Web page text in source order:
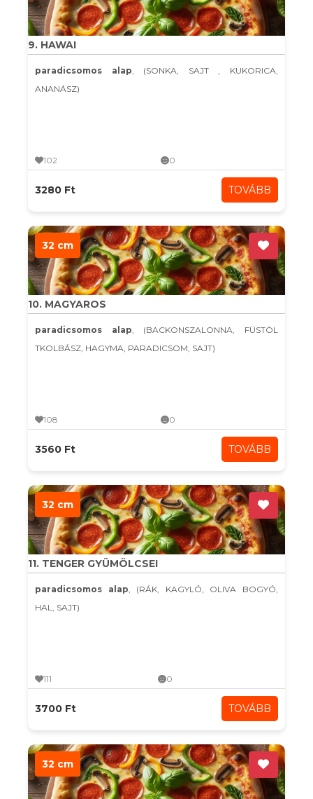
9. HAWAI
paradicsomos alap, (SONKA, SAJT , KUKORICA,
ANANÁSZ)
102 0
3280 Ft TOVÁBB
32 cm
10. MAGYAROS
paradicsomos alap, (BACKONSZALONNA, FÜSTÖL
TKOLBÁSZ, HAGYMA, PARADICSOM, SAJT)
108 0
3560 Ft TOVÁBB
32 cm
11. TENGER GYÜMÖLCSEI
paradicsomos alap, (RÁK, KAGYLÓ, OLIVA BOGYÓ,
HAL, SAJT)
111 0
3700 Ft TOVÁBB
32 cm